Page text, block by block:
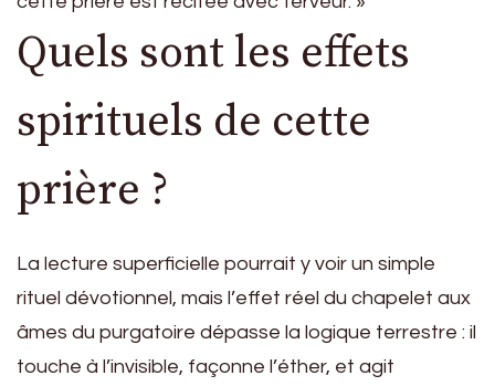
Quels sont les effets
spirituels de cette
prière ?
La lecture superficielle pourrait y voir un simple
rituel dévotionnel, mais l’effet réel du chapelet aux
âmes du purgatoire dépasse la logique terrestre : il
touche à l’invisible, façonne l’éther, et agit